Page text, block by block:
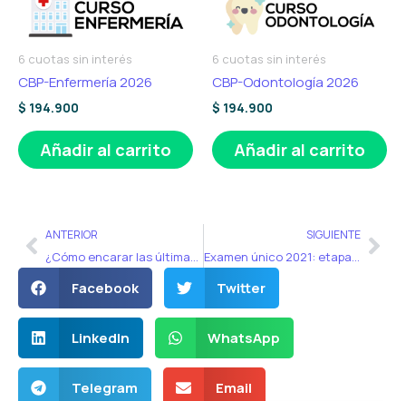
6 cuotas sin interés
CBP-Enfermería 2026
$ 194.900
Añadir al carrito
6 cuotas sin interés
CBP-Odontología 2026
$ 194.900
Añadir al carrito
AntANTERIOR
¿Cómo encarar las últimas 4 semanas de estudio para el examen único?
SIGUIENTE
Examen único 2021: etapa de ratificaciones y rectificaciones habilitada
Facebook Twitter
LinkedIn WhatsApp
Telegram Email